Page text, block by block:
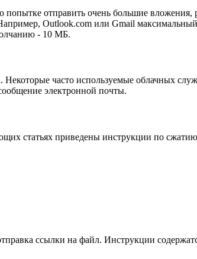
отправить очень большие вложения,
Outlook.com или Gmail
- 10 МБ.
часто используемые облачных
электронной почты.
статьях приведены инструкции по
ссылки на файл. Инструкции